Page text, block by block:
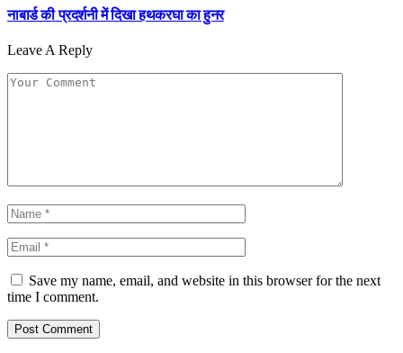
नाबार्ड की प्रदर्शनी में दिखा हथकरघा का हुनर
Leave A Reply
Save my name, email, and website in this browser for the next
time I comment.